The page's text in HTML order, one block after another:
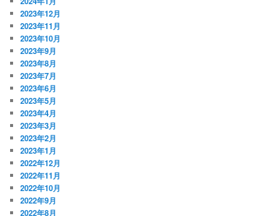
2023年12月
2023年11月
2023年10月
2023年9月
2023年8月
2023年7月
2023年6月
2023年5月
2023年4月
2023年3月
2023年2月
2023年1月
2022年12月
2022年11月
2022年10月
2022年9月
2022年8月